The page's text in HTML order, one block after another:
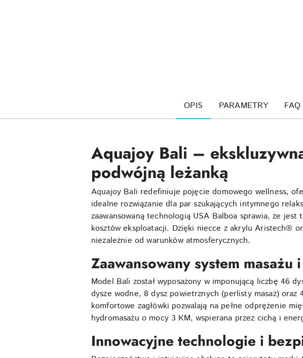
OPIS PARAMETRY FAQ
Aquajoy Bali –
podwójną leżanką
Aquajoy Bali redefiniuje pojęcie domowego wellness,
idealne rozwiązanie dla par szukających intymnego
zaawansowaną technologią USA Balboa sprawia, że
kosztów eksploatacji. Dzięki niecce z akrylu Aristech®
niezależnie od warunków atmosferycznych.
Zaawansowany system
Model Bali został wyposażony w imponującą liczbę 46
dysze wodne, 8 dysz powietrznych (perlisty masaż)
komfortowe zagłówki pozwalają na pełne odprężenie
hydromasażu o mocy 3 KM, wspierana przez cichą i
Innowacyjne technologie i